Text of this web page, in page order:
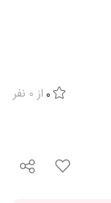
0 از 0 نفر